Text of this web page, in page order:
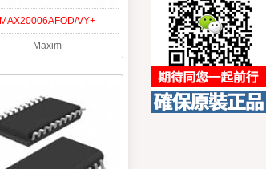
MAX20006AFOD/VY+
Maxim